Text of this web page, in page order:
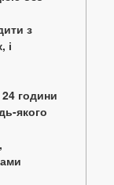
з
і
години
якого